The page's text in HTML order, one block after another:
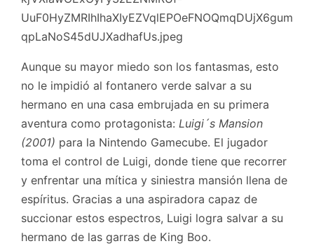
Aunque su mayor miedo son los fantasmas, esto
no le impidió al fontanero verde salvar a su
hermano en una casa embrujada en su primera
aventura como protagonista: Luigi´s Mansion
(2001) para la Nintendo Gamecube. El jugador
toma el control de Luigi, donde tiene que recorrer
y enfrentar una mítica y siniestra mansión llena de
espíritus. Gracias a una aspiradora capaz de
succionar estos espectros, Luigi logra salvar a su
hermano de las garras de King Boo.